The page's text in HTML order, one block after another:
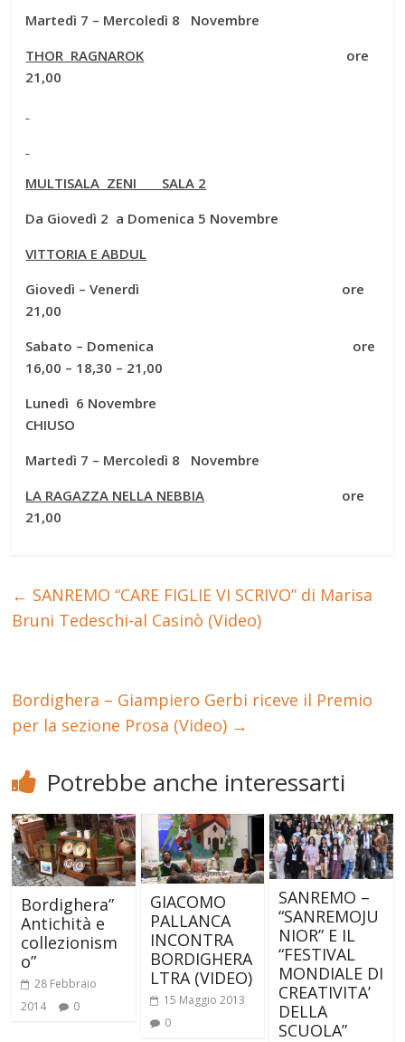
Martedì 7 – Mercoledì 8 Novembre
THOR RAGNAROK ore
21,00
MULTISALA ZENI SALA 2
Da Giovedì 2 a Domenica 5 Novembre
VITTORIA E ABDUL
Giovedì – Venerdì ore
21,00
Sabato – Domenica ore
16,00 – 18,30 – 21,00
Lunedì 6 Novembre
CHIUSO
Martedì 7 – Mercoledì 8 Novembre
LA RAGAZZA NELLA NEBBIA ore
21,00
← SANREMO “CARE FIGLIE VI SCRIVO” di Marisa
Bruni Tedeschi-al Casinò (Video)
Bordighera – Giampiero Gerbi riceve il Premio
per la sezione Prosa (Video) →
Potrebbe anche interessarti
Bordighera”
Antichità e
collezionism
o”
28 Febbraio
2014
0
GIACOMO
PALLANCA
INCONTRA
BORDIGHERA
LTRA (VIDEO)
15 Maggio 2013
0
SANREMO –
“SANREMOJU
NIOR” E IL
“FESTIVAL
MONDIALE DI
CREATIVITA’
DELLA
SCUOLA”